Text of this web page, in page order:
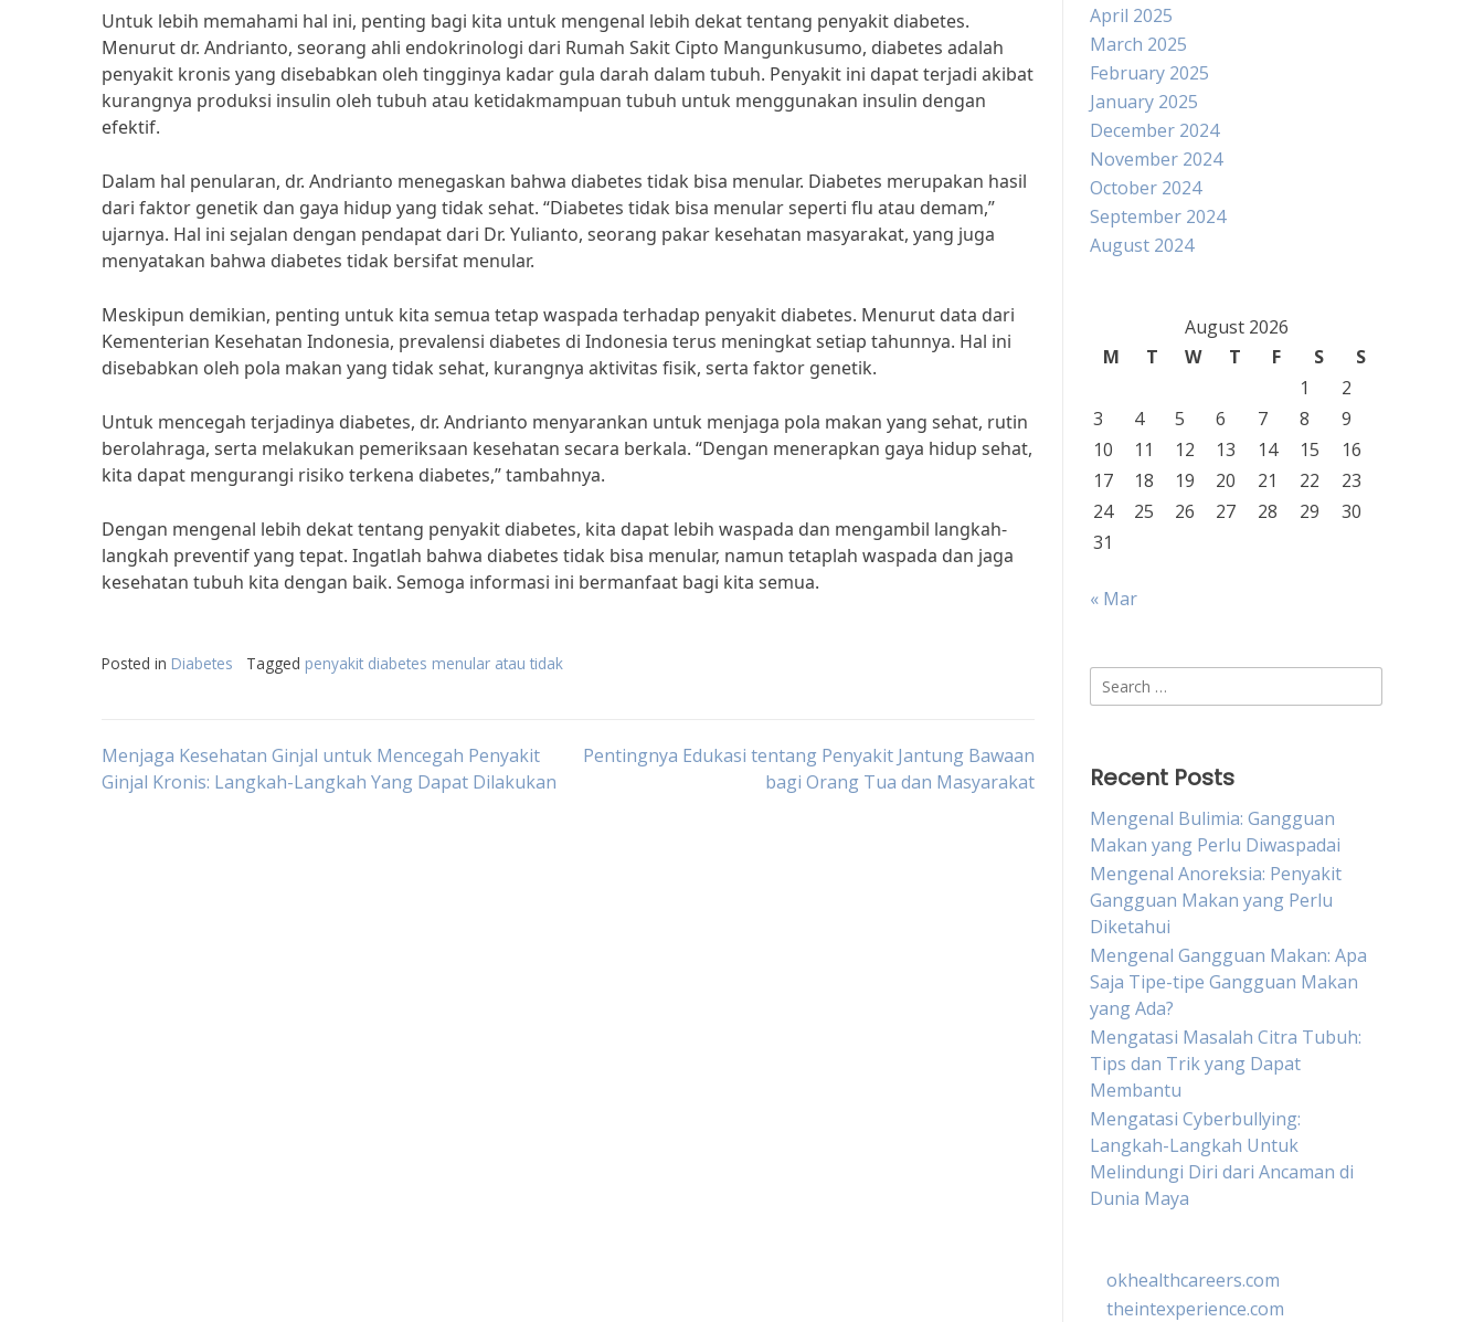
Untuk lebih memahami hal ini, penting bagi kita untuk mengenal lebih dekat tentang penyakit diabetes.
Menurut dr. Andrianto, seorang ahli endokrinologi dari Rumah Sakit Cipto Mangunkusumo, diabetes adalah
penyakit kronis yang disebabkan oleh tingginya kadar gula darah dalam tubuh. Penyakit ini dapat terjadi akibat
kurangnya produksi insulin oleh tubuh atau ketidakmampuan tubuh untuk menggunakan insulin dengan
efektif.
Dalam hal penularan, dr. Andrianto menegaskan bahwa diabetes tidak bisa menular. Diabetes merupakan hasil
dari faktor genetik dan gaya hidup yang tidak sehat. “Diabetes tidak bisa menular seperti flu atau demam,”
ujarnya. Hal ini sejalan dengan pendapat dari Dr. Yulianto, seorang pakar kesehatan masyarakat, yang juga
menyatakan bahwa diabetes tidak bersifat menular.
Meskipun demikian, penting untuk kita semua tetap waspada terhadap penyakit diabetes. Menurut data dari
Kementerian Kesehatan Indonesia, prevalensi diabetes di Indonesia terus meningkat setiap tahunnya. Hal ini
disebabkan oleh pola makan yang tidak sehat, kurangnya aktivitas fisik, serta faktor genetik.
Untuk mencegah terjadinya diabetes, dr. Andrianto menyarankan untuk menjaga pola makan yang sehat, rutin
berolahraga, serta melakukan pemeriksaan kesehatan secara berkala. “Dengan menerapkan gaya hidup sehat,
kita dapat mengurangi risiko terkena diabetes,” tambahnya.
Dengan mengenal lebih dekat tentang penyakit diabetes, kita dapat lebih waspada dan mengambil langkah-
langkah preventif yang tepat. Ingatlah bahwa diabetes tidak bisa menular, namun tetaplah waspada dan jaga
kesehatan tubuh kita dengan baik. Semoga informasi ini bermanfaat bagi kita semua.
Posted in Diabetes Tagged penyakit diabetes menular atau tidak
Post
Menjaga Kesehatan Ginjal untuk Mencegah Penyakit
Ginjal Kronis: Langkah-Langkah Yang Dapat Dilakukan
Pentingnya Edukasi tentang Penyakit Jantung Bawaan
bagi Orang Tua dan Masyarakat
April 2025
March 2025
February 2025
January 2025
December 2024
November 2024
October 2024
September 2024
August 2024
August 2026
M
T W T F S
S
1
2
3
4 5 6 7 8
9
10
11 12 13 14 15
16
17
18 19 20 21 22
23
24
25 26 27 28 29
30
31
« Mar
Search
for:
Recent Posts
Mengenal Bulimia: Gangguan
Makan yang Perlu Diwaspadai
Mengenal Anoreksia: Penyakit
Gangguan Makan yang Perlu
Diketahui
Mengenal Gangguan Makan: Apa
Saja Tipe-tipe Gangguan Makan
yang Ada?
Mengatasi Masalah Citra Tubuh:
Tips dan Trik yang Dapat
Membantu
Mengatasi Cyberbullying:
Langkah-Langkah Untuk
Melindungi Diri dari Ancaman di
Dunia Maya
okhealthcareers.com
theintexperience.com